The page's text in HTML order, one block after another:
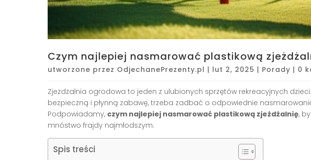
Czym najlepiej nasmarować plastikową
utworzone przez OdjechanePrezenty.pl | lut 2, 2025 | Porady | 0
Zjeżdżalnia ogrodowa to jeden z ulubionych sprzętów rekreacyjnych
bezpieczną i płynną zabawę, trzeba zadbać o odpowiednie
Podpowiadamy, czym najlepiej nasmarować plastikową zjeżdżalnię,
mnóstwo frajdy najmłodszym.
Spis treści